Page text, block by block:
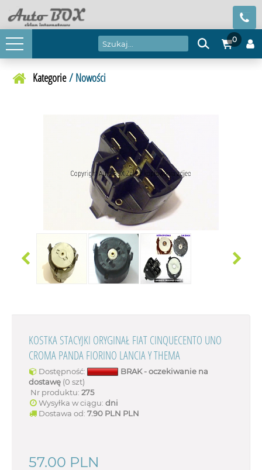
0
Kategorie/ Nowości
KOSTKA STACYJKI ORYGINAŁ FIAT CINQUECENTO UNO
CROMA PANDA FIORINO LANCIA Y THEMA
Dostępność:
BRAK - oczekiwanie na
dostawę (0 szt)
Nr produktu: 275
Wysyłka w ciągu:dni
Dostawa od:7.90 PLN PLN
57.00 PLN